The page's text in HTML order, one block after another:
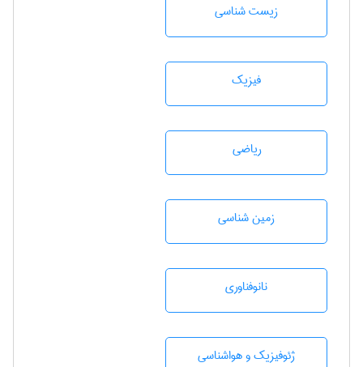
زيست شناسی
فیزیک
رياضی
زمين شناسی
نانوفناوری
ژئوفيزيك و هواشناسی